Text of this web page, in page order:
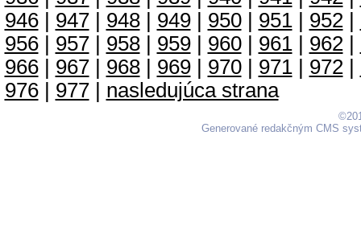
946| 947| 948| 949| 950| 951| 952|
956| 957| 958| 959| 960| 961| 962|
966| 967| 968| 969| 970| 971| 972|
976| 977| nasledujúca strana
Generované redakčným CMS